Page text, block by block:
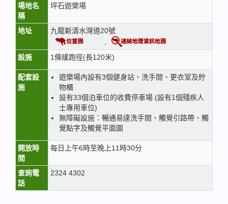
場地名
稱
坪石遊樂場
地址 九龍新清水灣道20號
設施 1條緩跑徑(長120米)
配套設
施
遊樂場內設有3個健身站、洗手間、更衣室及貯
物櫃
設有33個泊車位的收費停車場 (設有1個殘疾人
士專用車位)
無障礙設施：暢通易達洗手間、觸覺引路帶、觸
覺點字及觸覺平面圖
開放時
間
每日上午6時至晚上11時30分
查詢電
話
2324 4302